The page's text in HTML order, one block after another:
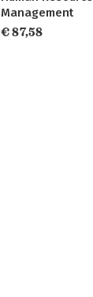
Management
€ 87,58